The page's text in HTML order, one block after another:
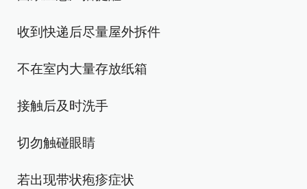
收到快递后尽量屋外拆件
不在室内大量存放纸箱
接触后及时洗手
切勿触碰眼睛
若出现带状疱疹症状